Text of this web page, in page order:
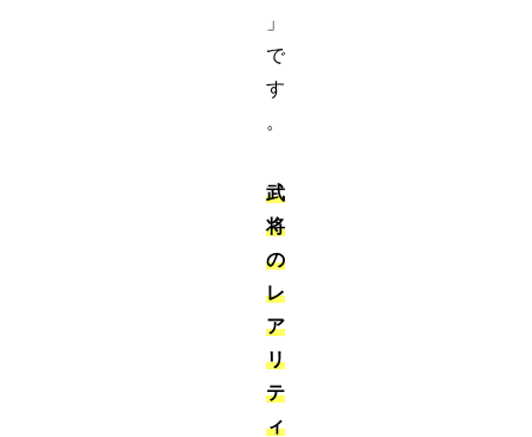
」
で
す
。
武
将
の
レ
ア
リ
テ
ィ